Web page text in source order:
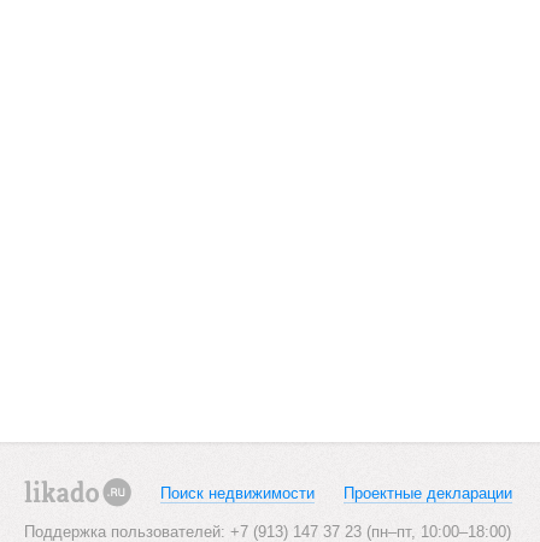
Поиск недвижимости Проектные декларации
Поддержка пользователей: +7 (913) 147 37 23 (пн–пт, 10:00–18:00)